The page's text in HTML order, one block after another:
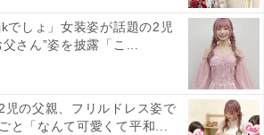
でしょ」女装姿が話題の2児
さん”姿を披露「こ...
児の父親、フリルドレス姿で
と「なんて可愛くて平和...